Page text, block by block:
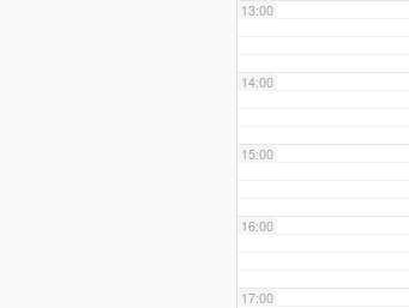
13:00
14:00
15:00
16:00
17:00